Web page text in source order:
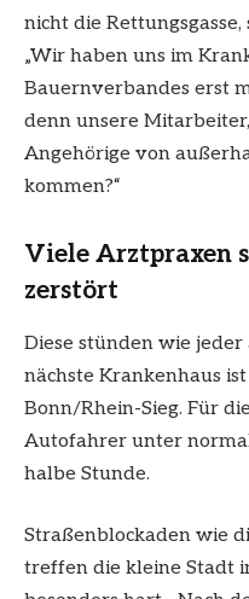
nicht die
„Wir haben uns im
Bauernverbandes erst
denn unsere
Angehörige von
kommen?“
Viele Arztpraxen
zerstört
Diese stünden wie jeder
nächste Krankenhaus
Bonn/Rhein-Sieg. Für
Autofahrer unter
halbe Stunde.
Straßenblockaden wie
treffen die kleine Stadt